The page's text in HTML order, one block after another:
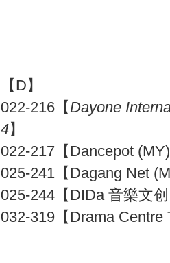
【D】
022-216【Dayone
4】
022-217【Dancepot
025-241【Dagang Net
025-244【DIDa 音樂文
032-319【Drama